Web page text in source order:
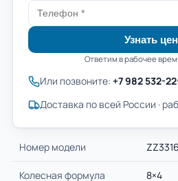
Узнать
Ответим в рабочее
Или позвоните: +7 982 532-
Доставка по всей России ·
Номер модели
Колесная формула 8×4